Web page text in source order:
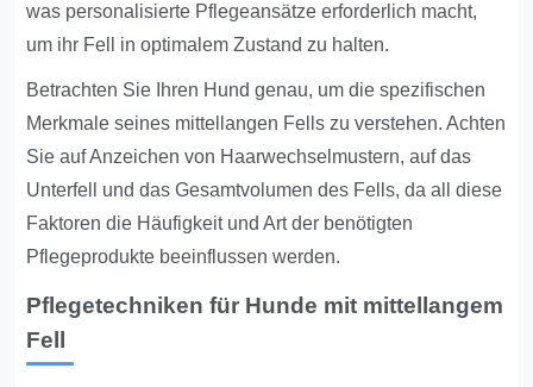
was personalisierte Pflegeansätze erforderlich macht,
um ihr Fell in optimalem Zustand zu halten.
Betrachten Sie Ihren Hund genau, um die spezifischen
Merkmale seines mittellangen Fells zu verstehen. Achten
Sie auf Anzeichen von Haarwechselmustern, auf das
Unterfell und das Gesamtvolumen des Fells, da all diese
Faktoren die Häufigkeit und Art der benötigten
Pflegeprodukte beeinflussen werden.
Pflegetechniken für Hunde mit mittellangem
Fell